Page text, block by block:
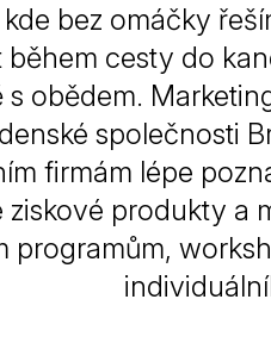
bez omáčky
během cesty do
s obědem.
společnosti
firmám lépe
ziskové produkty a
programům,